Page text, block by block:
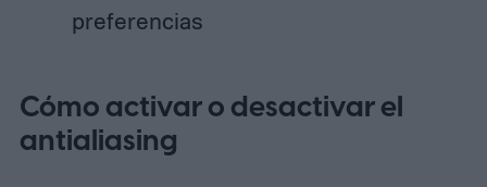
preferencias
Cómo activar o desactivar el
antialiasing